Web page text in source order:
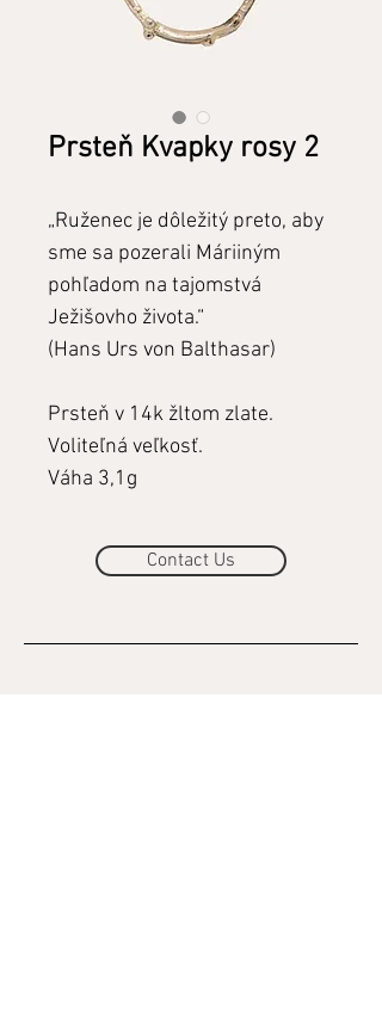
Prsteň Kvapky rosy 2
„Ruženec je dôležitý preto, aby
sme sa pozerali Máriiným
pohľadom na tajomstvá
Ježišovho života.“
(Hans Urs von Balthasar)
Prsteň v 14k žltom zlate.
Voliteľná veľkosť.
Váha 3,1g
Contact Us